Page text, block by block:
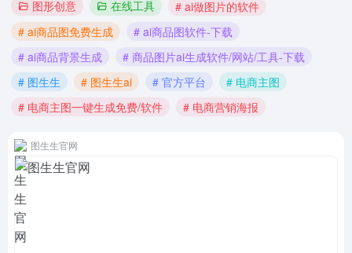
图形创意 在线工具
# ai做图片的软件
# ai商品图免费生成
# ai商品图软件-下载
# ai商品背景生成
# 商品图片ai生成软件/网站/工具-下载
# 图生生
# 图生生ai # 官方平台
# 电商主图
# 电商主图一键生成免费/软件
# 电商营销海报
图生生官网